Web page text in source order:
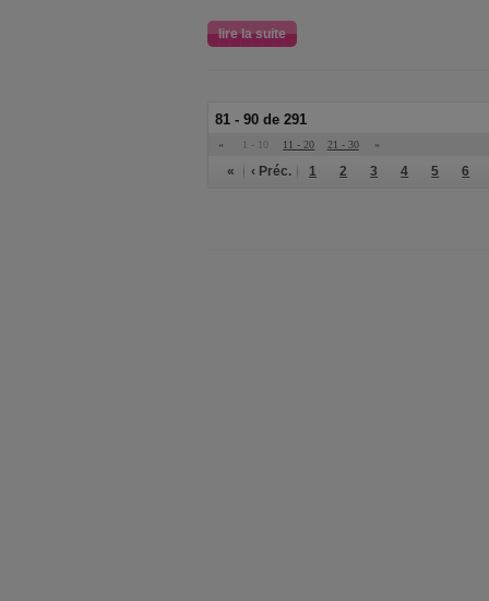
lire la suite
81 - 90 de 291
« 1 - 10 11 - 20 21 - 30 »
« ‹ Préc. 1 2 3 4 5 6